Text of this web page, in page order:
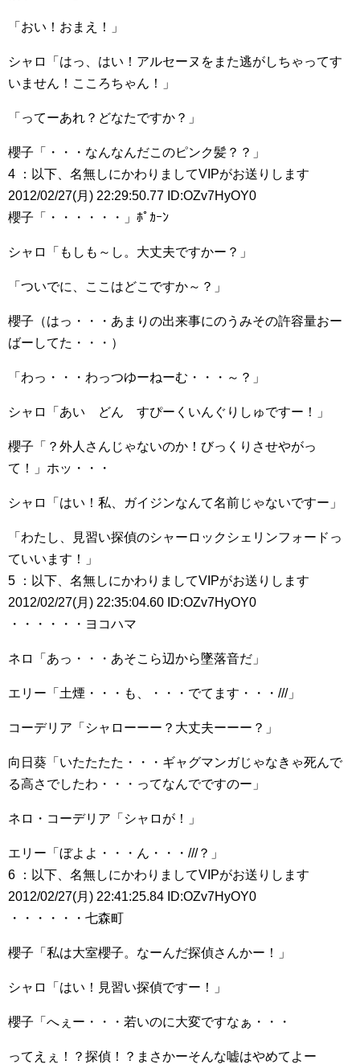
「おい！おまえ！」
シャロ「はっ、はい！アルセーヌをまた逃がしちゃってす
いません！こころちゃん！」
「ってーあれ？どなたですか？」
櫻子「・・・なんなんだこのピンク髪？？」
4 ：以下、名無しにかわりましてVIPがお送りします
2012/02/27(月) 22:29:50.77 ID:OZv7HyOY0
櫻子「・・・・・・」ﾎﾟｶｰﾝ
シャロ「もしも～し。大丈夫ですかー？」
「ついでに、ここはどこですか～？」
櫻子（はっ・・・あまりの出来事にのうみその許容量おー
ばーしてた・・・）
「わっ・・・わっつゆーねーむ・・・～？」
シャロ「あい どん すぴーくいんぐりしゅですー！」
櫻子「？外人さんじゃないのか！びっくりさせやがっ
て！」ホッ・・・
シャロ「はい！私、ガイジンなんて名前じゃないですー」
「わたし、見習い探偵のシャーロックシェリンフォードっ
ていいます！」
5 ：以下、名無しにかわりましてVIPがお送りします
2012/02/27(月) 22:35:04.60 ID:OZv7HyOY0
・・・・・・ヨコハマ
ネロ「あっ・・・あそこら辺から墜落音だ」
エリー「土煙・・・も、・・・でてます・・・///」
コーデリア「シャローーー？大丈夫ーーー？」
向日葵「いたたたた・・・ギャグマンガじゃなきゃ死んで
る高さでしたわ・・・ってなんでですのー」
ネロ・コーデリア「シャロが！」
エリー「ぼよよ・・・ん・・・///？」
6 ：以下、名無しにかわりましてVIPがお送りします
2012/02/27(月) 22:41:25.84 ID:OZv7HyOY0
・・・・・・七森町
櫻子「私は大室櫻子。なーんだ探偵さんかー！」
シャロ「はい！見習い探偵ですー！」
櫻子「へぇー・・・若いのに大変ですなぁ・・・
ってえぇ！？探偵！？まさかーそんな嘘はやめてよー